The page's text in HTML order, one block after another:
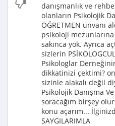
danışmanlık ve
olanların Psikolojik
ÖĞRETMEN ünvanı
psikoloji
sakınca yok. Ayrıca
sizlerin
Psikologlar
dikkatinizi çektimi?
sizinle alakalı değil
Psikolojik Danışma
soracağım birşey
konu açarım...
SAYGILARIMLA